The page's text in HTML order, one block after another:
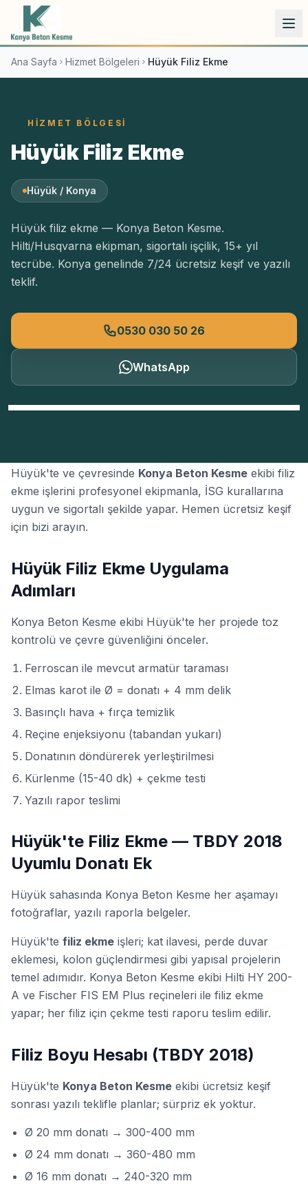
İçeriğe atla
Ana Sayfa Hizmet Bölgeleri Hüyük Filiz Ekme
HIZMET BÖLGESI
Hüyük Filiz Ekme
Hüyük / Konya
Hüyük filiz ekme — Konya Beton Kesme.
Hilti/Husqvarna ekipman, sigortalı işçilik, 15+ yıl
tecrübe. Konya genelinde 7/24 ücretsiz keşif ve yazılı
teklif.
0530 030 50 26
WhatsApp
Hüyük'te ve çevresinde Konya Beton Kesme ekibi filiz
ekme işlerini profesyonel ekipmanla, İSG kurallarına
uygun ve sigortalı şekilde yapar. Hemen ücretsiz keşif
için bizi arayın.
Hüyük Filiz Ekme Uygulama
Adımları
Konya Beton Kesme ekibi Hüyük'te her projede toz
kontrolü ve çevre güvenliğini önceler.
Ferroscan ile mevcut armatür taraması
Elmas karot ile Ø = donatı + 4 mm delik
Basınçlı hava + fırça temizlik
Reçine enjeksiyonu (tabandan yukarı)
Donatının döndürerek yerleştirilmesi
Kürlenme (15-40 dk) + çekme testi
Yazılı rapor teslimi
Hüyük'te Filiz Ekme — TBDY 2018
Uyumlu Donatı Ek
Hüyük sahasında Konya Beton Kesme her aşamayı
fotoğraflar, yazılı raporla belgeler.
Hüyük'te filiz ekme işleri; kat ilavesi, perde duvar
eklemesi, kolon güçlendirmesi gibi yapısal projelerin
temel adımıdır. Konya Beton Kesme ekibi Hilti HY 200-
A ve Fischer FIS EM Plus reçineleri ile filiz ekme
yapar; her filiz için çekme testi raporu teslim edilir.
Filiz Boyu Hesabı (TBDY 2018)
Hüyük'te Konya Beton Kesme ekibi ücretsiz keşif
sonrası yazılı teklifle planlar; sürpriz ek yoktur.
Ø 20 mm donatı → 300-400 mm
Ø 24 mm donatı → 360-480 mm
Ø 16 mm donatı → 240-320 mm